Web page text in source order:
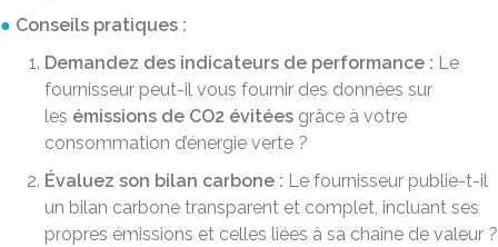
Conseils pratiques :
Demandez des indicateurs de performance : Le
fournisseur peut-il vous fournir des données sur
les émissions de CO2 évitées grâce à votre
consommation d’énergie verte ?
Évaluez son bilan carbone : Le fournisseur publie-t-il
un bilan carbone transparent et complet, incluant ses
propres émissions et celles liées à sa chaîne de valeur ?